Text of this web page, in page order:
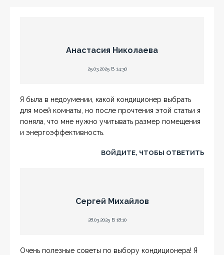
Анастасия Николаева
25.03.2025 В 14:30
Я была в недоумении, какой кондиционер выбрать
для моей комнаты, но после прочтения этой статьи я
поняла, что мне нужно учитывать размер помещения
и энергоэффективность.
ВОЙДИТЕ, ЧТОБЫ ОТВЕТИТЬ
Сергей Михайлов
28.03.2025 В 18:10
Очень полезные советы по выбору кондиционера! Я